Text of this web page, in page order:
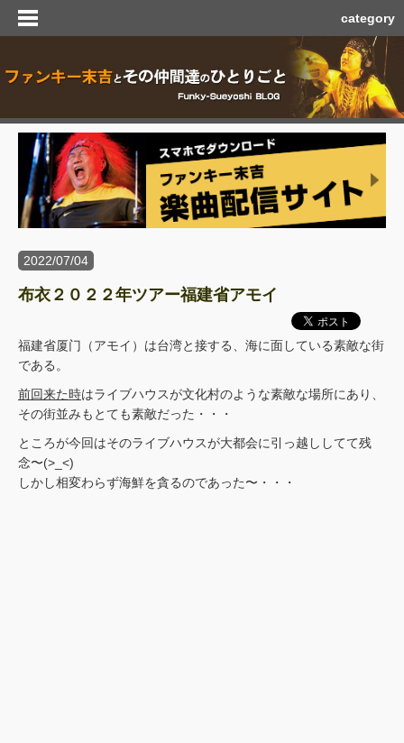
category
2022/07/04
布衣２０２２年ツアー福建省アモイ
福建省厦门（アモイ）は台湾と接する、海に面している素敵な街
である。
前回来た時はライブハウスが文化村のような素敵な場所にあり、
その街並みもとても素敵だった・・・
ところが今回はそのライブハウスが大都会に引っ越ししてて残
念〜(>_<)
しかし相変わらず海鮮を貪るのであった〜・・・